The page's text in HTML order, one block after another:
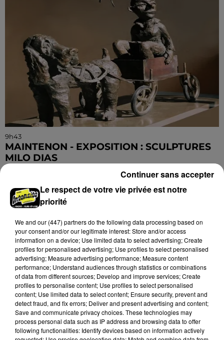
9h43
MAINTENON - EXPOSITION : SCULPTURES
MILO DIAS
14h00 à 18h00 et vendredi, samedi et dimanche de
10h00 à 18h00 à la Maison Tailleur à Maintenon :
Sculptures...
Le respect de votre vie privée est notre
priorité
We and our (447) partnersdo the following data processing based on
your consent and/or our legitimate interest: Store and/or access
information on a device; Use limited data to select advertising; Create
profiles for personalised advertising; Use profiles to select personalised
advertising; Measure advertising performance; Measure content
performance; Understand audiences through statistics or combinations
of data from different sources; Develop and improve services; Create
profiles to personalise content; Use profiles to select personalised
content; Use limited data to select content; Ensure security, prevent and
detect fraud, and fix errors; Deliver and present advertising and content;
Save and communicate privacy choices. These technologies may
process personal data such as IP address and browsing data to offer
following functionalities: Identify devices based on information actively
Continuer sans accepter